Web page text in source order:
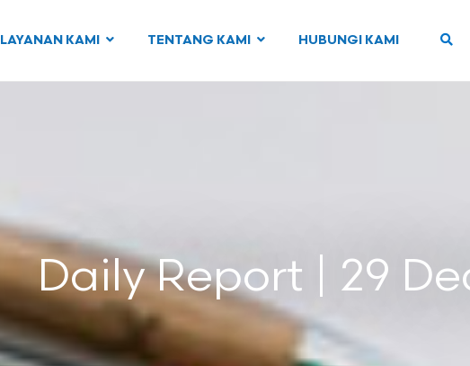
LAYANAN KAMI TENTANG KAMI HUBUNGI KAMI
Daily Report | 29